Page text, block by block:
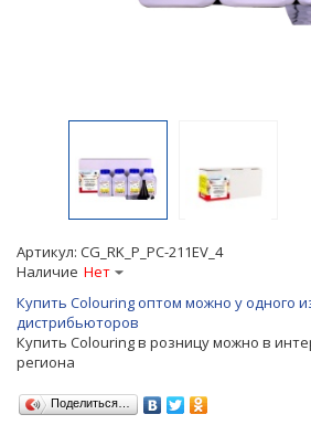
Артикул: CG_RK_P_PC-211EV_4
Наличие Нет
Купить Colouring оптом можно у одного
дистрибьюторов
Купить Colouring в розницу можно в
региона
Поделиться…